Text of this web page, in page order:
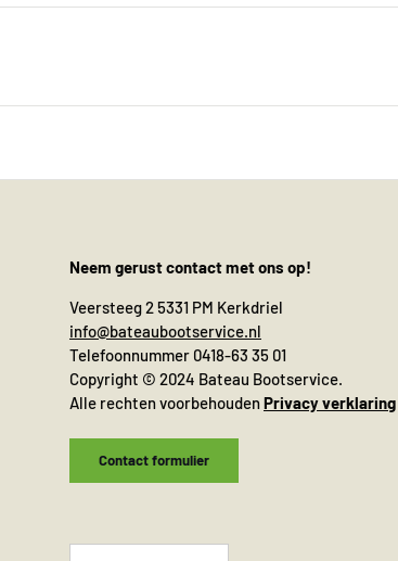
Neem gerust contact met ons op!
Veersteeg 2 5331 PM Kerkdriel
info@bateaubootservice.nl
Telefoonnummer 0418-63 35 01
Copyright © 2024 Bateau Bootservice.
Alle rechten voorbehoudenPrivacy verklaring
Contact formulier